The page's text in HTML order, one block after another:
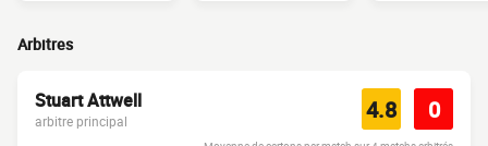
Arbitres
Stuart Attwell
arbitre principal 4.8 0